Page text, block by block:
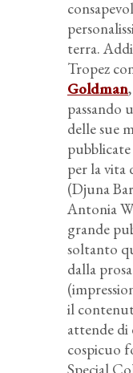
terra.
Tropez
Goldman
passando
delle sue
per la
(Djuna
Antonia
grande
soltanto
dalla
il
attende di
cospicuo